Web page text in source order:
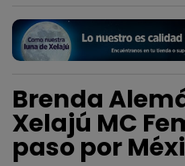
Brenda
Xelajú MC
paso por